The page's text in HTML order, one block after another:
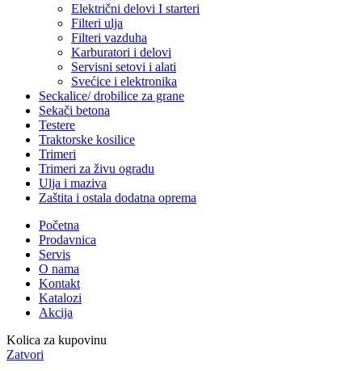
Električni delovi I starteri
Filteri ulja
Filteri vazduha
Karburatori i delovi
Servisni setovi i alati
Svećice i elektronika
Seckalice/ drobilice za grane
Sekači betona
Testere
Traktorske kosilice
Trimeri
Trimeri za živu ogradu
Ulja i maziva
Zaštita i ostala dodatna oprema
Početna
Prodavnica
Servis
O nama
Kontakt
Katalozi
Akcija
Kolica za kupovinu
Zatvori